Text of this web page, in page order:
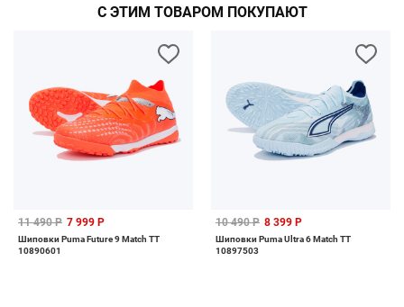
С ЭТИМ ТОВАРОМ ПОКУПАЮТ
11 490 Р 7 999 Р
Шиповки Puma Future 9 Match TT
10890601
10 490 Р 8 399 Р
Шиповки Puma Ultra 6 Match TT
10897503